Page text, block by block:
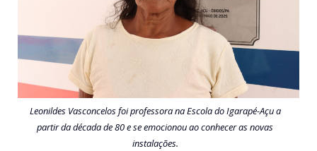
Leonildes Vasconcelos foi professora na Escola do Igarapé-Açu a
partir da década de 80 e se emocionou ao conhecer as novas
instalações.